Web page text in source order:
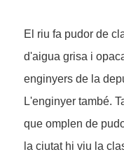
El riu fa pudor de
d'aigua grisa i
enginyers de la
L'enginyer també.
que omplen de
la ciutat hi viu la